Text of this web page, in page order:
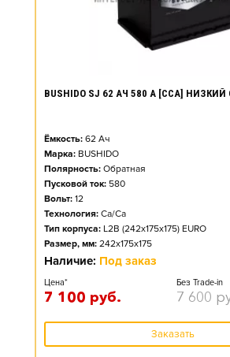
BUSHIDO SJ 62 АЧ 580 А [CCA]
Ёмкость: 62 Ач
Марка: BUSHIDO
Полярность: Обратная
Пусковой ток: 580
Вольт: 12
Технология: Ca/Ca
Тип корпуса: L2B (242x175x175) EURO
Размер, мм: 242x175x175
Наличие: Под заказ
Цена*
7 100 руб.
Без Trade-in
7 600
Заказать